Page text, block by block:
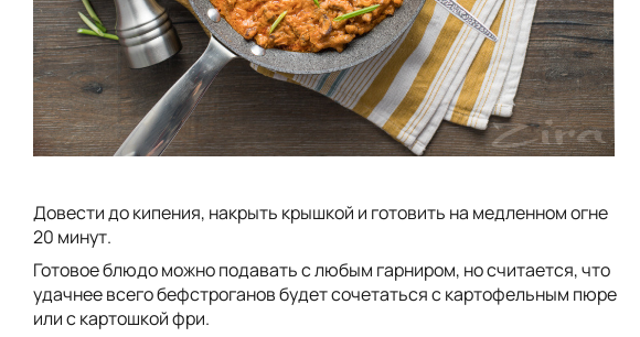
Довести до кипения, накрыть крышкой и готовить на медленном огне
20 минут.
Готовое блюдо можно подавать с любым гарниром, но считается, что
удачнее всего бефстроганов будет сочетаться с картофельным пюре
или с картошкой фри.